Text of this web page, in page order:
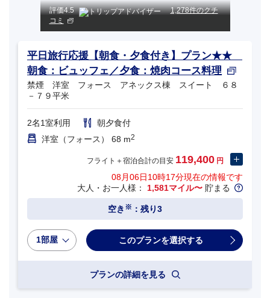
評価4.5
1,278件のクチ
コミ
平日旅行応援【朝食・夕食付き】プラン★★
朝食：ビュッフェ／夕食：焼肉コース料理
禁煙 洋室 フォース アネックス棟 スイート ６８
－７９平米
2名1室利用
朝夕食付
洋室（フォース） 68 m2
フライト＋宿泊合計の目安 119,400 円
08月06日10時17分現在の情報です
大人・お一人様： 1,581マイル〜 貯まる
空き ※ ：残り3
1部屋
プランの詳細を見る